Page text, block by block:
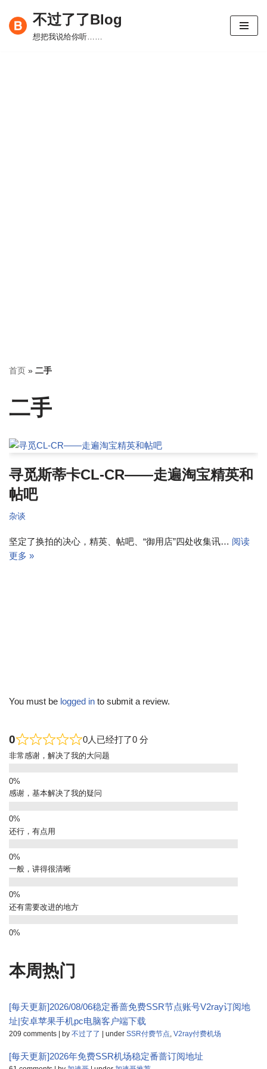
跳
不过了了Blog
想把我说给你听……
首页 » 二手
二手
寻觅斯蒂卡CL-CR——走遍淘宝精英和
帖吧
杂谈
坚定了换拍的决心，精英、帖吧、“御用店”四处收集讯… 阅读
更多 »
You must be logged in to submit a review.
0 0人已经打了0 分
非常感谢，解决了我的大问题
感谢，基本解决了我的疑问
还行，有点用
一般，讲得很清晰
还有需要改进的地方
本周热门
[每天更新]2026/08/06稳定番蔷免费SSR节点账号V2ray订阅地
址|安卓苹果手机pc电脑客户端下载
209 comments | by 不过了了 | under SSR付费节点 V2ray付费机场
[每天更新]2026年免费SSR机场稳定番蔷订阅地址